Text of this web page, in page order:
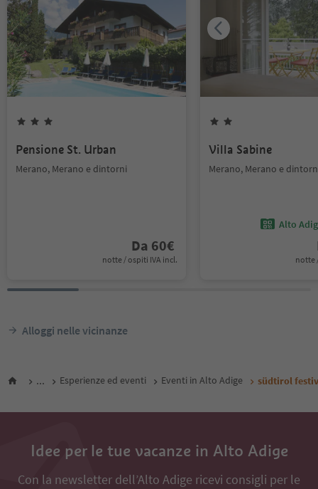
Pensione St. Urban
Merano, Merano e dintorni
Da 60€
notte / ospiti IVA incl.
Villa Sabine
Merano, Merano e
Alto
notte
Alloggi nelle vicinanze
... Esperienze ed eventi Eventi in Alto Adige südtirol
Idee per le tue vacanze in Alto Adige
Con la newsletter dell’Alto Adige ricevi consigli per le